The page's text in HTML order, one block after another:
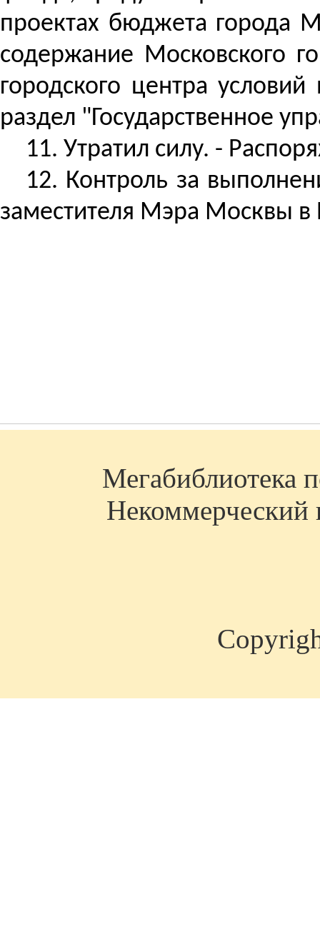
проектах бюджета города
содержание Московского
городского центра
раздел "Государственное
11. Утратил силу. -
12. Контроль за
заместителя Мэра Москвы
Мегабиблиотека
Некоммерческий